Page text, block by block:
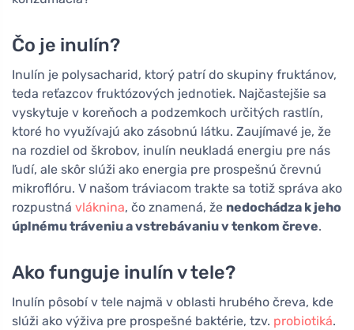
Čo je inulín?
Inulín je polysacharid, ktorý patrí do skupiny fruktánov,
teda reťazcov fruktózových jednotiek. Najčastejšie sa
vyskytuje v koreňoch a podzemkoch určitých rastlín,
ktoré ho využívajú ako zásobnú látku. Zaujímavé je, že
na rozdiel od škrobov, inulín neukladá energiu pre nás
ľudí, ale skôr slúži ako energia pre prospešnú črevnú
mikroflóru. V našom tráviacom trakte sa totiž správa ako
rozpustná vláknina, čo znamená, že nedochádza k jeho
úplnému tráveniu a vstrebávaniu v tenkom čreve.
Ako funguje inulín v tele?
Inulín pôsobí v tele najmä v oblasti hrubého čreva, kde
slúži ako výživa pre prospešné baktérie, tzv. probiotiká.